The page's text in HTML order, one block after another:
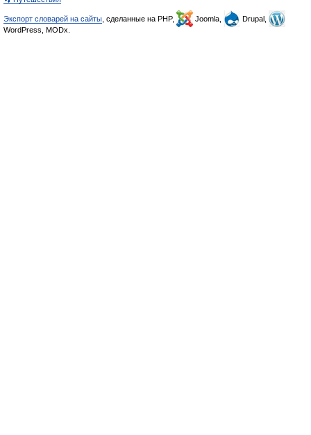
Экспорт словарей на сайты , сделанные на PHP, Joomla,
Drupal,
WordPress, MODx.